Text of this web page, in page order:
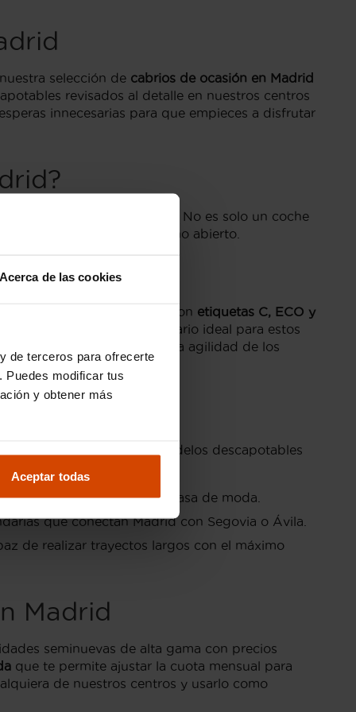
Acerca de las cookies
de terceros para ofrecerte
Puedes modificar tus
y obtener más
Aceptar todas
selección de cabrios de ocasión en Madrid
revisados al detalle en nuestros centros
innecesarias para que empieces a disfrutar
excelencia para la región. No es solo un coche
las sensaciones de un techo abierto.
priorizamos modelos con etiquetas C, ECO y
Madrid ofrece el escenario ideal para estos
el entorno de El Escorial. La agilidad de los
centro.
Estos son los tres modelos descapotables
un diseño que nunca pasa de moda.
que conectan Madrid con Segovia o Ávila.
de realizar trayectos largos con el máximo
Madrid
seminuevas de alta gama con precios
que te permite ajustar la cuota mensual para
de nuestros centros y usarlo como